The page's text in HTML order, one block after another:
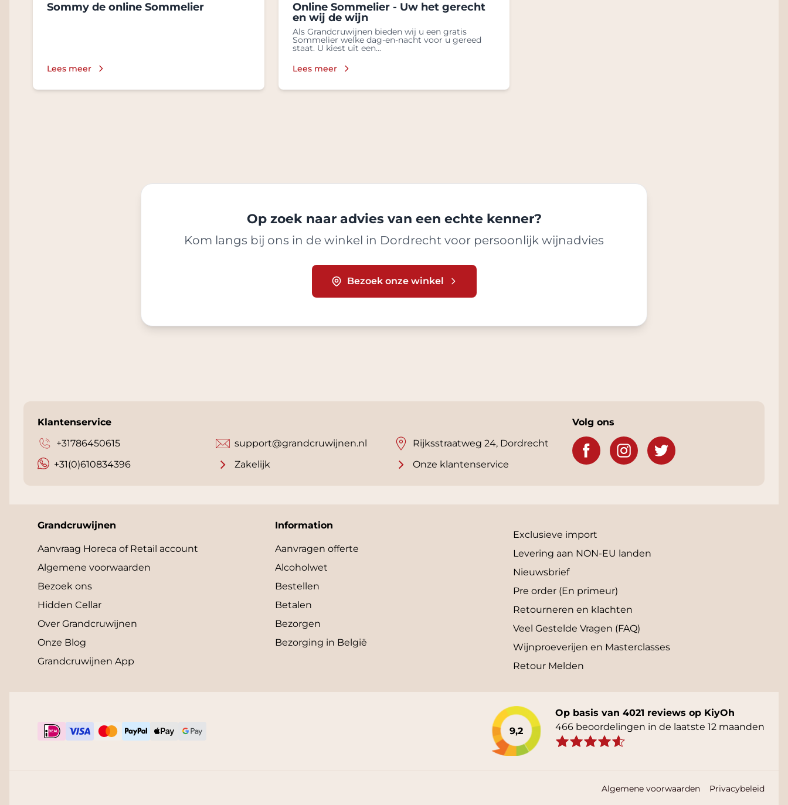
Sommy de online Sommelier
Lees meer
Online Sommelier - Uw het gerecht
en wij de wijn
Als Grandcruwijnen bieden wij u een gratis
Sommelier welke dag-en-nacht voor u gereed
staat. U kiest uit een...
Lees meer
Op zoek naar advies van een echte kenner?
Kom langs bij ons in de winkel in Dordrecht voor persoonlijk wijnadvies
Bezoek onze winkel
Klantenservice
+31786450615
+31(0)610834396
support@grandcruwijnen.nl
Rijksstraatweg 24, Dordrecht
Zakelijk
Onze klantenservice
Volg ons
Grandcruwijnen
Aanvraag Horeca of Retail account
Algemene voorwaarden
Bezoek ons
Hidden Cellar
Over Grandcruwijnen
Onze Blog
Grandcruwijnen App
Information
Aanvragen offerte
Alcoholwet
Bestellen
Betalen
Bezorgen
Bezorging in België
Exclusieve import
Levering aan NON-EU landen
Nieuwsbrief
Pre order (En primeur)
Retourneren en klachten
Veel Gestelde Vragen (FAQ)
Wijnproeverijen en Masterclasses
Retour Melden
9,2
Op basis van 4021 reviews op KiyOh
466 beoordelingen in de laatste 12 maanden
Algemene voorwaarden Privacybeleid